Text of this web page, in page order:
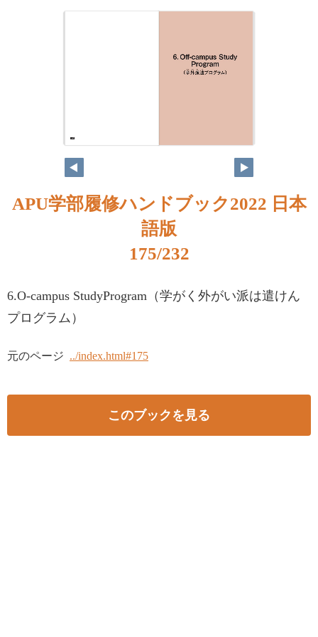
APU学部履修ハンドブック2022 日本
語版
175/232
6.O-campus StudyProgram（学がく外がい派は遣けん
プログラム）
元のページ ../index.html#175
このブックを見る